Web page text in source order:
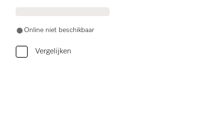
Online niet beschikbaar
Vergelijken